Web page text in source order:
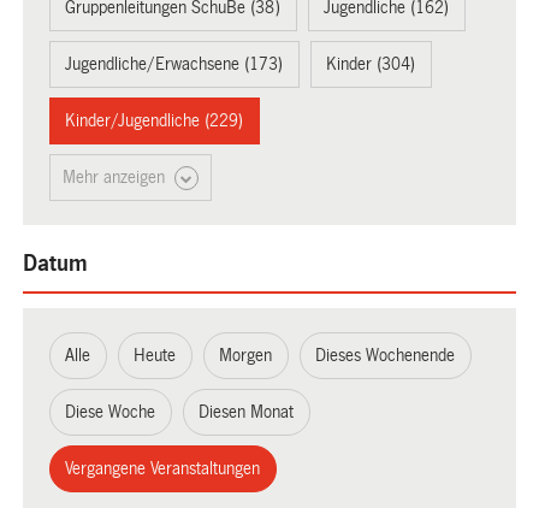
Gruppenleitungen SchuBe (38) Jugendliche (162)
Jugendliche/Erwachsene (173) Kinder (304)
Kinder/Jugendliche (229)
Mehr anzeigen
Datum
Alle Heute Morgen Dieses Wochenende
Diese Woche Diesen Monat
Vergangene Veranstaltungen